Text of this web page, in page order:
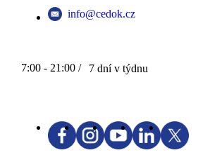
info@cedok.cz
7:00 - 21:00 / 7 dní v týdnu